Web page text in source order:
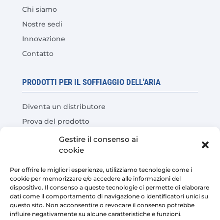
Gestire il consenso ai
cookie
Per offrire le migliori esperienze, utilizziamo tecnologie come i
cookie per memorizzare e/o accedere alle informazioni del
dispositivo. Il consenso a queste tecnologie ci permette di elaborare
dati come il comportamento di navigazione o identificatori unici su
questo sito. Non acconsentire o revocare il consenso potrebbe
influire negativamente su alcune caratteristiche e funzioni.
Chi siamo
Nostre sedi
Innovazione
Contatto
PRODOTTI PER IL SOFFIAGGIO DELL'ARIA
Diventa un distributore
Prova del prodotto
Domande frequenti
Calcolatore del risparmio sui costi
LEGALE
Avviso legale